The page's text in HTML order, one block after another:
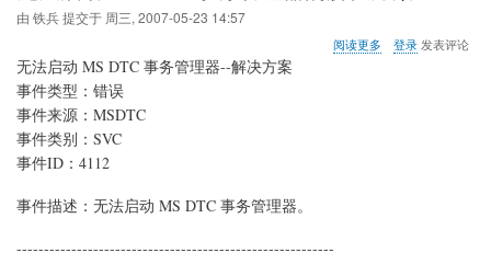
由 铁兵提交于 周三, 2007-05-23 14:57
阅读更多 登录发表评论
无法启动 MS DTC 事务管理器--解决方案
事件类型：错误
事件来源：MSDTC
事件类别：SVC
事件ID：4112
事件描述：无法启动 MS DTC 事务管理器。
----------------------------------------------------------